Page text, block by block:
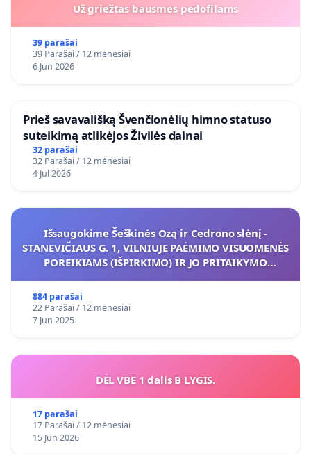
Už griežtas bausmes pedofilams
39 parašai
39 Parašai / 12 mėnesiai
6 Jun 2026
​Prieš savavališką Švenčionėlių himno statuso
suteikimą atlikėjos Živilės dainai
32 parašai
32 Parašai / 12 mėnesiai
4 Jul 2026
Išsaugokime Šeškinės Ozą ir Cedrono slėnį -
STANEVIČIAUS G. 1, VILNIUJE PAĖMIMO VISUOMENĖS
POREIKIAMS (IŠPIRKIMO) IR JO PRITAIKYMO
884 parašai
22 Parašai / 12 mėnesiai
7 Jun 2025
DĖL VBE 1 dalis B LYGIS.
17 parašai
17 Parašai / 12 mėnesiai
15 Jun 2026